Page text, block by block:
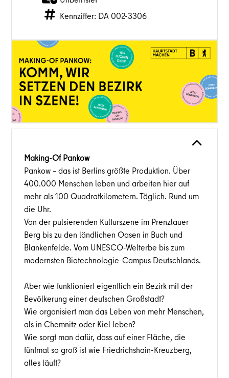
Kennziffer: DA 002-3306
Making-Of Pankow
Pankow – das ist Berlins größte Produktion. Über
400.000 Menschen leben und arbeiten hier auf
mehr als 100 Quadratkilometern. Täglich. Rund um
die Uhr.
Von der pulsierenden Kulturszene im Prenzlauer
Berg bis zu den ländlichen Oasen in Buch und
Blankenfelde. Vom UNESCO-Welterbe bis zum
modernsten Biotechnologie-Campus Deutschlands.
Aber wie funktioniert eigentlich ein Bezirk mit der
Bevölkerung einer deutschen Großstadt?
Wie organisiert man das Leben von mehr Menschen,
als in Chemnitz oder Kiel leben?
Wie sorgt man dafür, dass auf einer Fläche, die
fünfmal so groß ist wie Friedrichshain-Kreuzberg,
alles läuft?